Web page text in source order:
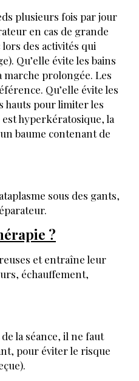
plusieurs fois par jour
en cas de grande
des activités qui
Qu’elle évite les bains
marche prolongée. Les
Qu’elle évite les
hauts pour limiter les
hyperkératosique, la
baume contenant de
sous des gants,
?
et entraîne leur
échauffement,
la séance, il ne faut
pour éviter le risque